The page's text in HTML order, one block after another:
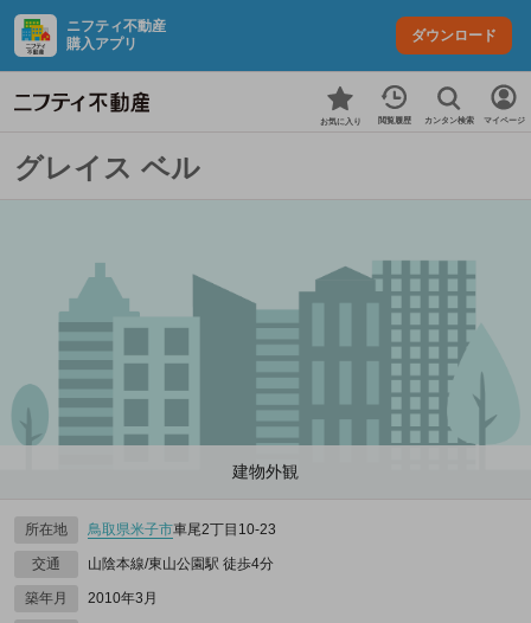
ニフティ不動産
購入アプリ
ダウンロード
お気に入り 閲覧履歴 カンタン検索 マイページ
グレイス ベル
建物外観
所在地 鳥取県米子市車尾2丁目10-23
交通 山陰本線/東山公園駅 徒歩4分
築年月 2010年3月